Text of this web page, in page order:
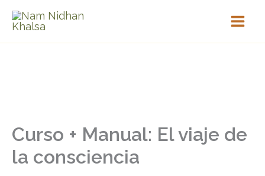
Curso + Manual: El viaje de
la consciencia
Manual:
El
viaje